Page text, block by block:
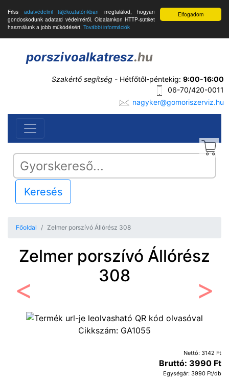
Elfogadom
Friss adatvédelmi tájékoztatónkban megtalálod, hogyan
gondoskodunk adataid védelméről. Oldalainkon HTTP-sütiket
használunk a jobb működésért. További információk
porszivoalkatresz.hu
Szakértő segítség - Hétfőtől-péntekig: 9:00-16:00
06-70/420-0011
nagyker@gomoriszerviz.hu
Keresés
Főoldal Zelmer porszívó Állórész 308
Zelmer porszívó Állórész
308
Előző
Cikkszám: GA1055
Nettó: 3142 Ft
Bruttó: 3990 Ft
Egységár: 3990 Ft/db